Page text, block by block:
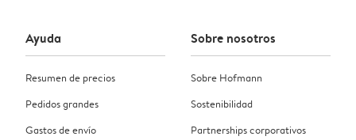
Ayuda
Resumen de precios
Pedidos grandes
Gastos de envío
Sobre nosotros
Sobre Hofmann
Sostenibilidad
Partnerships corporativos